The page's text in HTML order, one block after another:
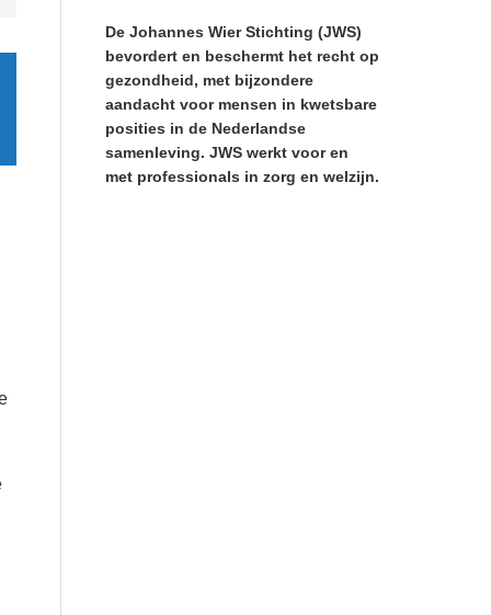
De Johannes Wier Stichting (JWS)
bevordert en beschermt het recht op
gezondheid, met bijzondere
aandacht voor mensen in kwetsbare
posities in de Nederlandse
samenleving. JWS werkt voor en
met professionals in zorg en welzijn.